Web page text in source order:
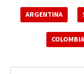
ARGENTINA
COLOMBIA